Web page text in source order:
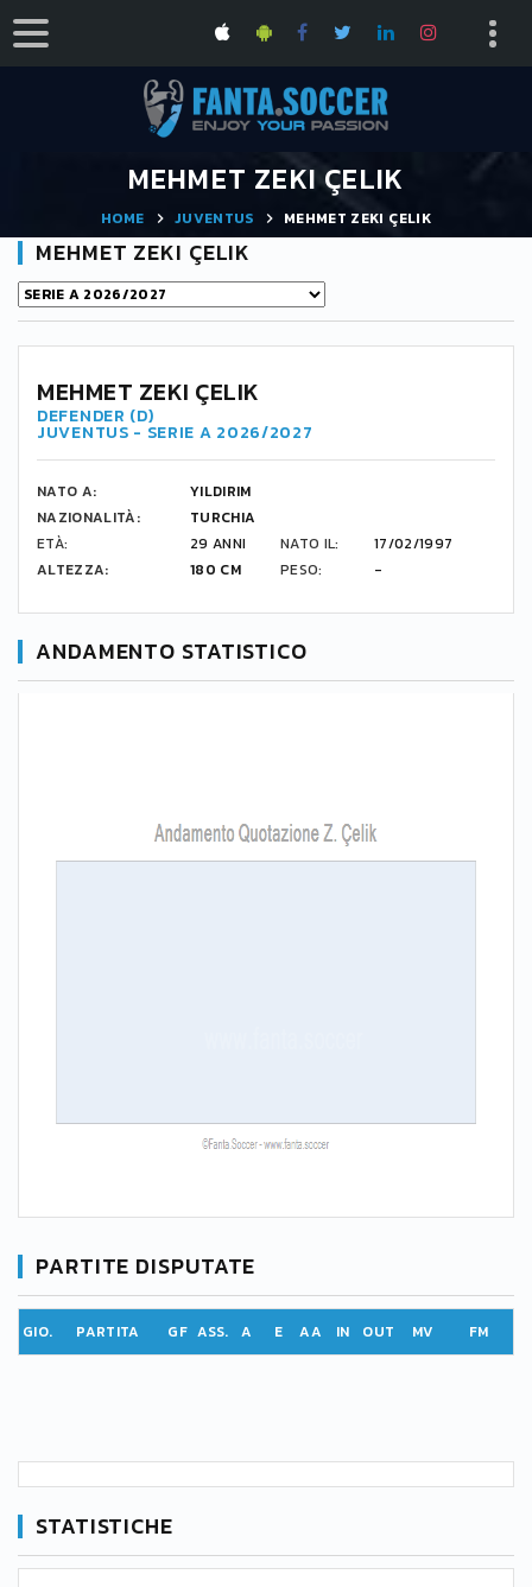
MEHMET ZEKI ÇELIK
HOME JUVENTUS MEHMET ZEKI ÇELIK
MEHMET ZEKI ÇELIK
MEHMET ZEKI ÇELIK
DEFENDER (D)
JUVENTUS - SERIE A 2026/2027
NATO A:
YILDIRIM
NAZIONALITÀ:
TURCHIA
ETÀ:
29 ANNI NATO IL:
17/02/1997
ALTEZZA:
180 CM PESO: -
ANDAMENTO STATISTICO
PARTITE DISPUTATE
GIO. PARTITA GF ASS. A E AA IN OUT MV FM
STATISTICHE